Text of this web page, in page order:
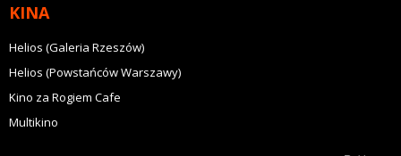
KINA
Helios (Galeria Rzeszów)
Helios (Powstańców Warszawy)
Kino za Rogiem Cafe
Multikino